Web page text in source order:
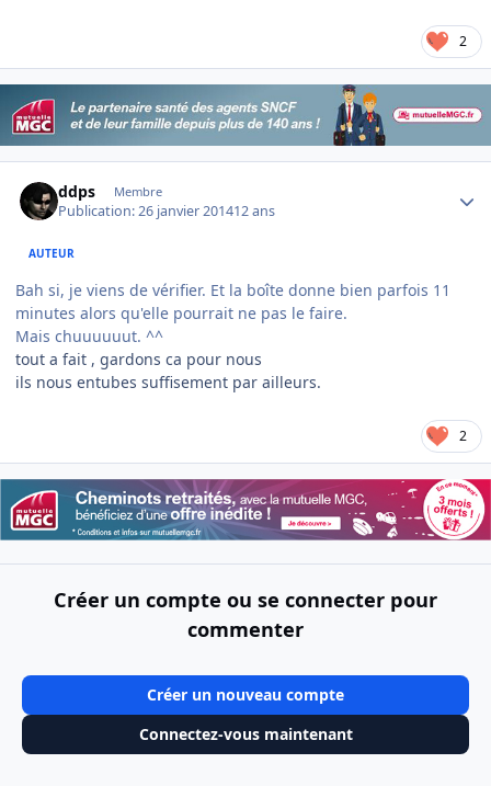
2
ddps Membre
Publication:26 janvier 201412 ans
AUTEUR
Bah si, je viens de vérifier. Et la boîte donne bien parfois 11
minutes alors qu'elle pourrait ne pas le faire.
Mais chuuuuuut. ^^
tout a fait , gardons ca pour nous
ils nous entubes suffisement par ailleurs.
2
Créer un compte ou se connecter pour
commenter
Créer un nouveau compte
Connectez-vous maintenant